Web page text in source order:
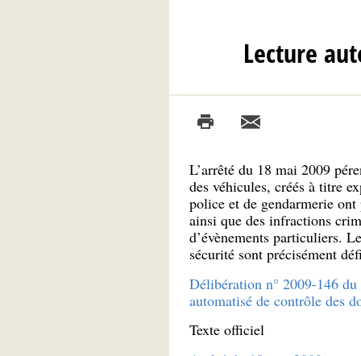
Lecture
L’arrêté du 18 mai 2009
des véhicules, créés à titre
police et de gendarmerie
ainsi que des infractions
d’évènements particuliers.
sécurité sont précisément
Délibération n° 2009-146
automatisé de contrôle des
Texte officiel